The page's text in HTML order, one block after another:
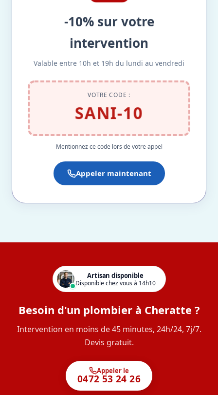
-10% sur votre
intervention
Valable entre 10h et 19h du lundi au vendredi
VOTRE CODE :
SANI-10
Mentionnez ce code lors de votre appel
Appeler maintenant
Artisan disponible
Disponible chez vous à 14h10
Besoin d'un plombier à Cheratte ?
Intervention en moins de 45 minutes, 24h/24, 7j/7.
Devis gratuit.
Appeler le
0472 53 24 26